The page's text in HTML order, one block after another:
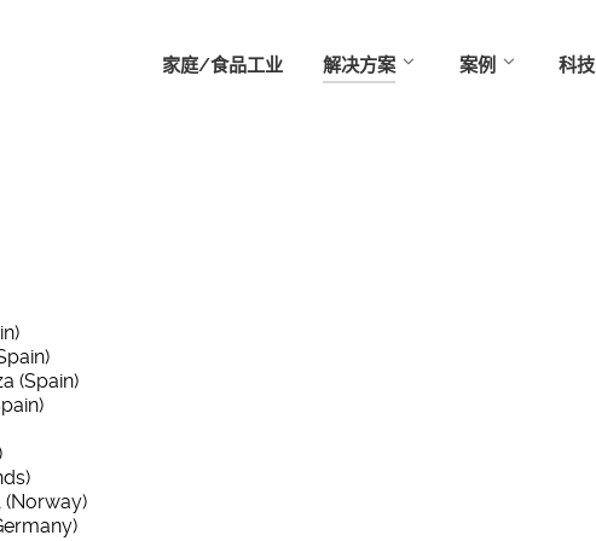
家庭/食品工业 解决方案 案例 科技
(Spain)
(Norway)